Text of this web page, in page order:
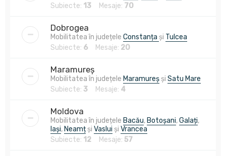
Subiecte: 13 Mesaje: 70
Dobrogea
Mobilitatea în județele Constanța și Tulcea
Subiecte: 6 Mesaje: 20
Maramureș
Mobilitatea în județele Maramureșși Satu Mare
Subiecte: 3 Mesaje: 4
Moldova
Mobilitatea în județele Bacău, Botoșani,Galați,
Iași, Neamțși Vaslui și Vrancea
Subiecte: 12 Mesaje: 57